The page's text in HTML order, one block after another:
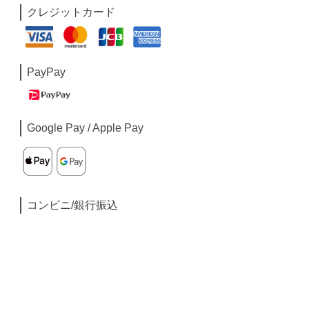
クレジットカード
PayPay
Google Pay / Apple Pay
コンビニ/銀行振込